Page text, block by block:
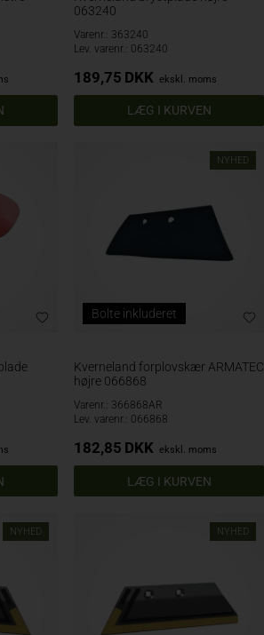
063240
Varenr.: 363240
Lev. varenr.: 063240
189,75 DKK ekskl. moms
NYHED
Bolte inkluderet
Kverneland forplovskær ARMATEC
højre 066868
Varenr.: 366868AR
Lev. varenr.: 066868
182,85 DKK ekskl. moms
NYHED NYHED